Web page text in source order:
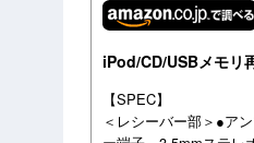
iPod/CD/USBメモリ
【SPEC】
＜レシーバー部＞●ア